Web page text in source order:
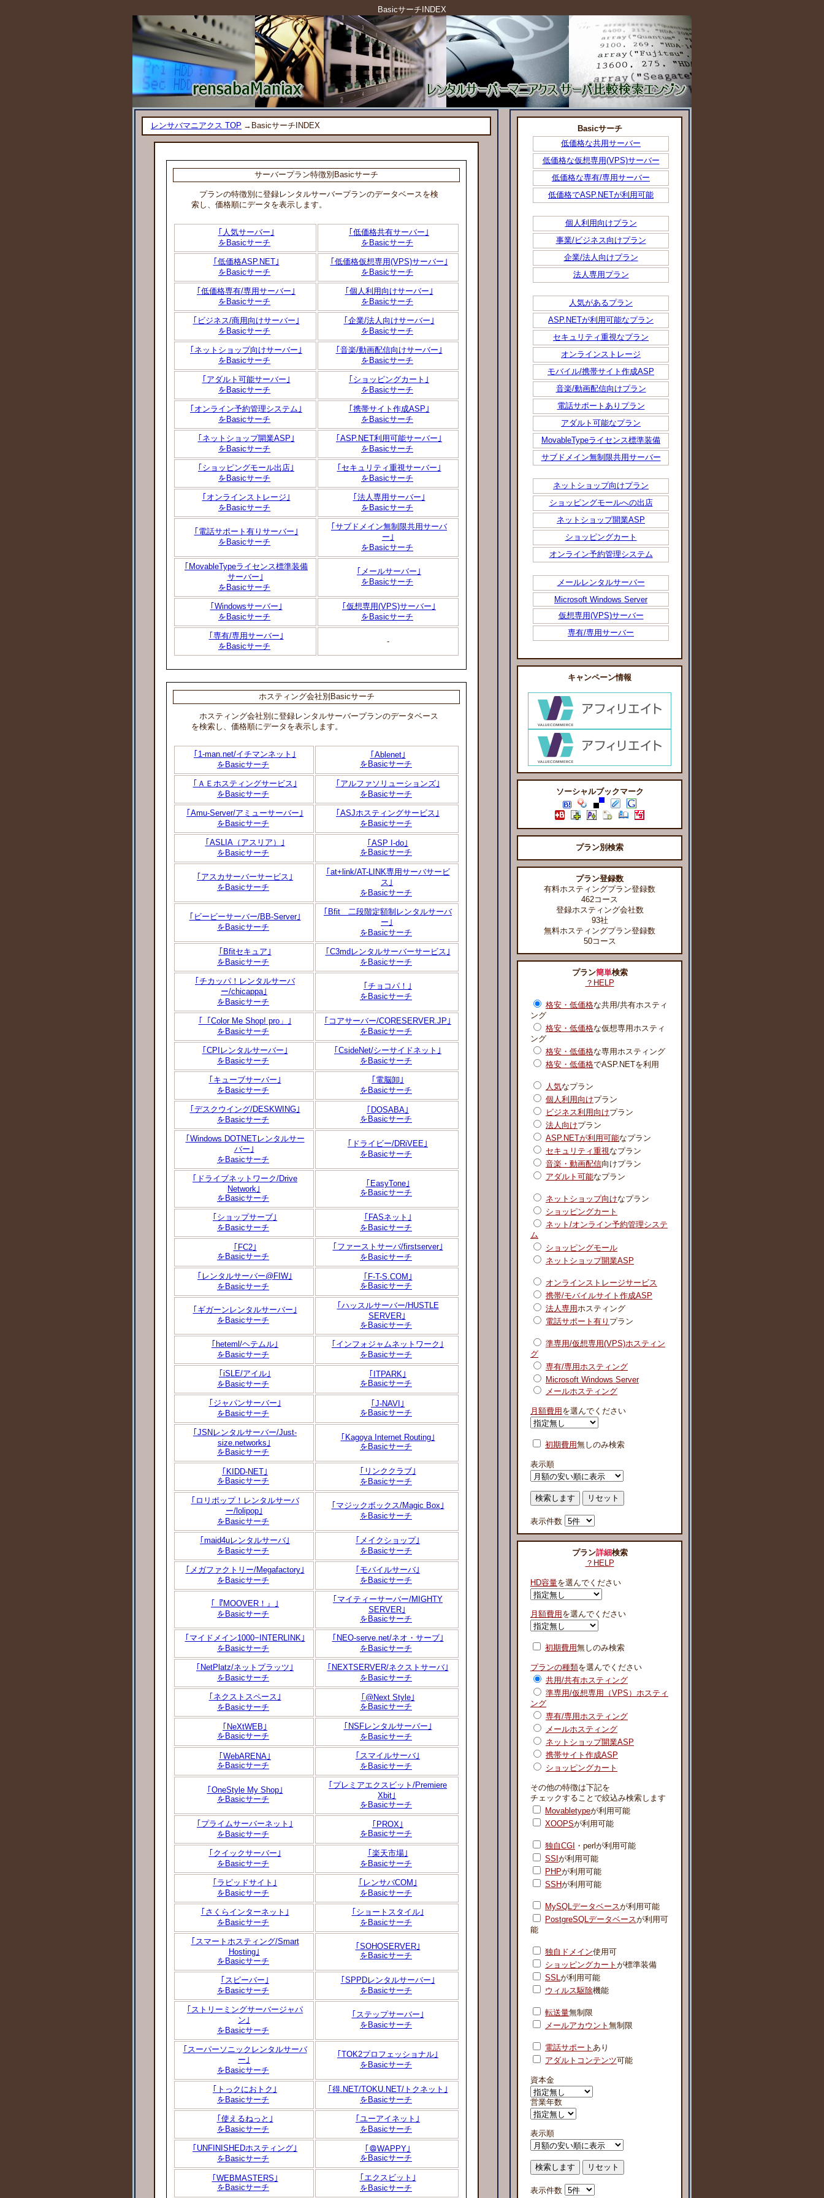
BasicサーチINDEX
レンサバマニアクス TOP →BasicサーチINDEX
サーバープラン特徴別Basicサーチ
プランの特徴別に登録レンタルサーバープランのデータベースを検
索し、価格順にデータを表示します。
｢人気サーバー｣
をBasicサーチ
｢低価格共有サーバー｣
をBasicサーチ
｢低価格ASP.NET｣
をBasicサーチ
｢低価格仮想専用(VPS)サーバー｣
をBasicサーチ
｢低価格専有/専用サーバー｣
をBasicサーチ
｢個人利用向けサーバー｣
をBasicサーチ
｢ビジネス/商用向けサーバー｣
をBasicサーチ
｢企業/法人向けサーバー｣
をBasicサーチ
｢ネットショップ向けサーバー｣
をBasicサーチ
｢音楽/動画配信向けサーバー｣
をBasicサーチ
｢アダルト可能サーバー｣
をBasicサーチ
｢ショッピングカート｣
をBasicサーチ
｢オンライン予約管理システム｣
をBasicサーチ
｢携帯サイト作成ASP｣
をBasicサーチ
｢ネットショップ開業ASP｣
をBasicサーチ
｢ASP.NET利用可能サーバー｣
をBasicサーチ
｢ショッピングモール出店｣
をBasicサーチ
｢セキュリティ重視サーバー｣
をBasicサーチ
｢オンラインストレージ｣
をBasicサーチ
｢法人専用サーバー｣
をBasicサーチ
｢電話サポート有りサーバー｣
をBasicサーチ
｢サブドメイン無制限共用サーバ
ー｣
をBasicサーチ
｢MovableTypeライセンス標準装備
サーバー｣
をBasicサーチ
｢メールサーバー｣
をBasicサーチ
｢Windowsサーバー｣
をBasicサーチ
｢仮想専用(VPS)サーバー｣
をBasicサーチ
｢専有/専用サーバー｣
をBasicサーチ
-
ホスティング会社別Basicサーチ
ホスティング会社別に登録レンタルサーバープランのデータベース
を検索し、価格順にデータを表示します。
｢1-man.net/イチマンネット｣
をBasicサーチ
｢Ablenet｣
をBasicサーチ
｢ＡＥホスティングサービス｣
をBasicサーチ
｢アルファソリューションズ｣
をBasicサーチ
｢Amu-Server/アミューサーバー｣
をBasicサーチ
｢ASJホスティングサービス｣
をBasicサーチ
｢ASLIA（アスリア）｣
をBasicサーチ
｢ASP I-do｣
をBasicサーチ
｢アスカサーバーサービス｣
をBasicサーチ
｢at+link/AT-LINK専用サーバサービ
ス｣
をBasicサーチ
｢ビービーサーバー/BB-Server｣
をBasicサーチ
｢Bfit 二段階定額制レンタルサーバ
ー｣
をBasicサーチ
｢Bfitセキュア｣
をBasicサーチ
｢C3mdレンタルサーバーサービス｣
をBasicサーチ
｢チカッパ！レンタルサーバ
ー/chicappa｣
をBasicサーチ
｢チョコパ！｣
をBasicサーチ
｢「Color Me Shop! pro」｣
をBasicサーチ
｢コアサーバー/CORESERVER.JP｣
をBasicサーチ
｢CPIレンタルサーバー｣
をBasicサーチ
｢CsideNet/シーサイドネット｣
をBasicサーチ
｢キューブサーバー｣
をBasicサーチ
｢電脳卸｣
をBasicサーチ
｢デスクウイング/DESKWING｣
をBasicサーチ
｢DOSABA｣
をBasicサーチ
｢Windows DOTNETレンタルサー
バー｣
をBasicサーチ
｢ドライビー/DRiVEE｣
をBasicサーチ
｢ドライブネットワーク/Drive
Network｣
をBasicサーチ
｢EasyTone｣
をBasicサーチ
｢ショップサーブ｣
をBasicサーチ
｢FASネット｣
をBasicサーチ
｢FC2｣
をBasicサーチ
｢ファーストサーバ/firstserver｣
をBasicサーチ
｢レンタルサーバー@FIW｣
をBasicサーチ
｢F-T-S.COM｣
をBasicサーチ
｢ギガーンレンタルサーバー｣
をBasicサーチ
｢ハッスルサーバー/HUSTLE
SERVER｣
をBasicサーチ
｢heteml/ヘテムル｣
をBasicサーチ
｢インフォジャムネットワーク｣
をBasicサーチ
｢iSLE/アイル｣
をBasicサーチ
｢ITPARK｣
をBasicサーチ
｢ジャパンサーバー｣
をBasicサーチ
｢J-NAVI｣
をBasicサーチ
｢JSNレンタルサーバー/Just-
size.networks｣
をBasicサーチ
｢Kagoya Internet Routing｣
をBasicサーチ
｢KIDD-NET｣
をBasicサーチ
｢リンククラブ｣
をBasicサーチ
｢ロリポップ！レンタルサーバ
ー/lolipop｣
をBasicサーチ
｢マジックボックス/Magic Box｣
をBasicサーチ
｢maid4uレンタルサーバ｣
をBasicサーチ
｢メイクショップ｣
をBasicサーチ
｢メガファクトリー/Megafactory｣
をBasicサーチ
｢モバイルサーバ｣
をBasicサーチ
｢『MOOVER！』｣
をBasicサーチ
｢マイティーサーバー/MIGHTY
SERVER｣
をBasicサーチ
｢マイドメイン1000−INTERLINK｣
をBasicサーチ
｢NEO-serve.net/ネオ・サーブ｣
をBasicサーチ
｢NetPlatz/ネットプラッツ｣
をBasicサーチ
｢NEXTSERVER/ネクストサーバ｣
をBasicサーチ
｢ネクストスペース｣
をBasicサーチ
｢@Next Style｣
をBasicサーチ
｢NeXtWEB｣
をBasicサーチ
｢NSFレンタルサーバー｣
をBasicサーチ
｢WebARENA｣
をBasicサーチ
｢スマイルサーバ｣
をBasicサーチ
｢OneStyle My Shop｣
をBasicサーチ
｢プレミアエクスビット/Premiere
Xbit｣
をBasicサーチ
｢プライムサーバーネット｣
をBasicサーチ
｢PROX｣
をBasicサーチ
｢クイックサーバー｣
をBasicサーチ
｢楽天市場｣
をBasicサーチ
｢ラピッドサイト｣
をBasicサーチ
｢レンサバCOM｣
をBasicサーチ
｢さくらインターネット｣
をBasicサーチ
｢ショートスタイル｣
をBasicサーチ
｢スマートホスティング/Smart
Hosting｣
をBasicサーチ
｢SOHOSERVER｣
をBasicサーチ
｢スピーバー｣
をBasicサーチ
｢SPPDレンタルサーバー｣
をBasicサーチ
｢ストリーミングサーバージャパ
ン｣
をBasicサーチ
｢ステップサーバー｣
をBasicサーチ
｢スーパーソニックレンタルサーバ
ー｣
をBasicサーチ
｢TOK2プロフェッショナル｣
をBasicサーチ
｢トっクにおトク｣
をBasicサーチ
｢得.NET/TOKU.NET/トクネット｣
をBasicサーチ
｢使えるねっと｣
をBasicサーチ
｢ユーアイネット｣
をBasicサーチ
｢UNFINISHEDホスティング｣
をBasicサーチ
｢＠WAPPY｣
をBasicサーチ
｢WEBMASTERS｣
をBasicサーチ
｢エクスビット｣
をBasicサーチ
Basicサーチ
低価格な共用サーバー
低価格な仮想専用(VPS)サーバー
低価格な専有/専用サーバー
低価格でASP.NETが利用可能
個人利用向けプラン
事業/ビジネス向けプラン
企業/法人向けプラン
法人専用プラン
人気があるプラン
ASP.NETが利用可能なプラン
セキュリティ重視なプラン
オンラインストレージ
モバイル/携帯サイト作成ASP
音楽/動画配信向けプラン
電話サポートありプラン
アダルト可能なプラン
MovableTypeライセンス標準装備
サブドメイン無制限共用サーバー
ネットショップ向けプラン
ショッピングモールへの出店
ネットショップ開業ASP
ショッピングカート
オンライン予約管理システム
メールレンタルサーバー
Microsoft Windows Server
仮想専用(VPS)サーバー
専有/専用サーバー
キャンペーン情報
ソーシャルブックマーク
プラン別検索
プラン登録数
有料ホスティングプラン登録数
462コース
登録ホスティング会社数
93社
無料ホスティングプラン登録数
50コース
プラン簡単検索
？HELP
格安・低価格な共用/共有ホスティ
ング
格安・低価格な仮想専用ホスティ
ング
格安・低価格な専用ホスティング
格安・低価格でASP.NETを利用
人気なプラン
個人利用向けプラン
ビジネス利用向けプラン
法人向けプラン
ASP.NETが利用可能なプラン
セキュリティ重視なプラン
音楽・動画配信向けプラン
アダルト可能なプラン
ネットショップ向けなプラン
ショッピングカート
ネット/オンライン予約管理システ
ム
ショッピングモール
ネットショップ開業ASP
オンラインストレージサービス
携帯/モバイルサイト作成ASP
法人専用ホスティング
電話サポート有り プラン
準専用/仮想専用(VPS)ホスティン
グ
専有/専用ホスティング
Microsoft Windows Server
メールホスティング
月額費用 を選んでください
初期費用無しのみ検索
表示順
表示件数
プラン詳細検索
？HELP
HD容量を選んでください
月額費用 を選んでください
初期費用無しのみ検索
プランの種類を選んでください
共用/共有ホスティング
準専用/仮想専用（VPS）ホスティ
ング
専有/専用ホスティング
メールホスティング
ネットショップ開業ASP
携帯サイト作成ASP
ショッピングカート
その他の特徴は下記を
チェックすることで絞込み検索します
Movabletypeが利用可能
XOOPSが利用可能
独自CGI ・perlが利用可能
SSI が利用可能
PHPが利用可能
SSHが利用可能
MySQLデータベースが利用可能
PostgreSQLデータベースが利用可
能
独自ドメイン使用可
ショッピングカート が標準装備
SSLが利用可能
ウィルス駆除機能
転送量無制限
メールアカウント 無制限
電話サポート あり
アダルトコンテンツ可能
資本金
営業年数
表示順
表示件数